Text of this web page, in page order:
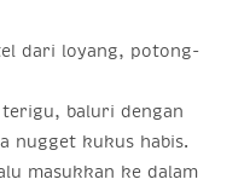
dari loyang, potong-
baluri dengan
nugget kukus habis.
masukkan ke dalam